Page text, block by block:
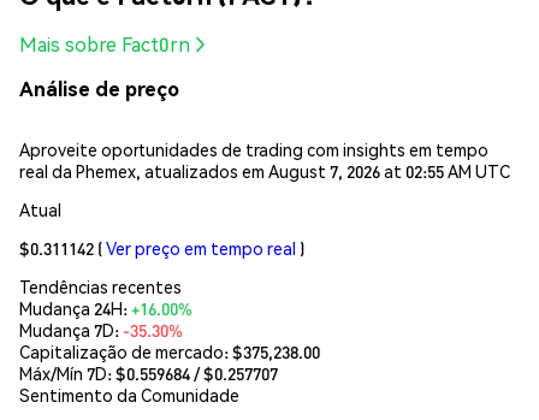
Mais sobre Fact0rn
Análise de preço
Aproveite oportunidades de trading com insights em tempo
real da Phemex, atualizados em August 7, 2026 at 02:55 AM UTC
Atual
$0.311142 (Ver preço em tempo real )
Tendências recentes
Mudança 24H:+16.00%
Mudança 7D: -35.30%
Capitalização de mercado:$375,238.00
Máx/Mín 7D: $0.559684/ $0.257707
Sentimento da Comunidade